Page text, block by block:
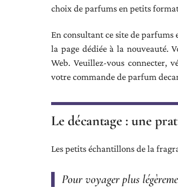
choix de parfums en petits
En consultant ce site de parfums
la page dédiée à la nouveauté.
Web. Veuillez-vous connecter,
votre commande de parfum
Le décantage : une
Les petits échantillons de la
Pour voyager plus